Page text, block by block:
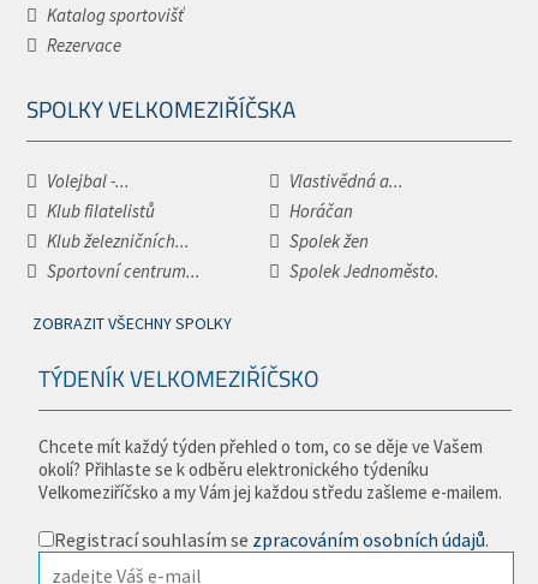
Katalog sportovišť
Rezervace
SPOLKY VELKOMEZIŘÍČSKA
Volejbal -...
Vlastivědná a...
Klub filatelistů
Horáčan
Klub železničních...
Spolek žen
Sportovní centrum...
Spolek Jednoměsto.
ZOBRAZIT VŠECHNY SPOLKY
TÝDENÍK VELKOMEZIŘÍČSKO
Chcete mít každý týden přehled o tom, co se děje ve Vašem
okolí? Přihlaste se k odběru elektronického týdeníku
Velkomeziříčsko a my Vám jej každou středu zašleme e-mailem.
Registrací souhlasím se zpracováním osobních údajů.